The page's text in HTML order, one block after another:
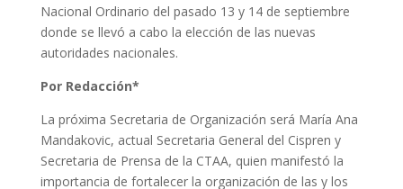
Nacional Ordinario del pasado 13 y 14 de septiembre
donde se llevó a cabo la elección de las nuevas
autoridades nacionales.
Por Redacción*
La próxima Secretaria de Organización será María Ana
Mandakovic, actual Secretaria General del Cispren y
Secretaria de Prensa de la CTAA, quien manifestó la
importancia de fortalecer la organización de las y los